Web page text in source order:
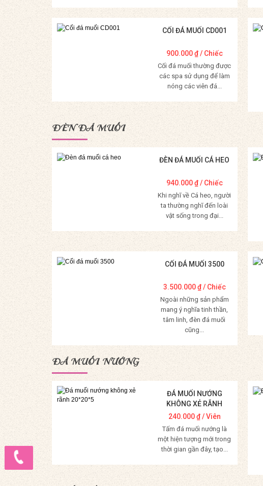
Mua Hàng
CỐI ĐÁ MUỐI CD001
900.000₫/ Chiếc
Cối đá muối thường được
các spa sử dụng để làm
nóng các viên đá...
Mua Hàng
ĐÈN ĐÁ MUỐI
ĐÈN ĐÁ MUỐI CÁ HEO
940.000₫/ Chiếc
Khi nghĩ về Cá heo, người
ta thường nghĩ đến loài
vật sống trong đại...
Mua Hàng
CỐI ĐÁ MUỐI 3500
3.500.000₫/ Chiếc
Ngoài những sản phẩm
mang ý nghĩa tinh thần,
tâm linh, đèn đá muối
cũng...
Mua Hàng
ĐÁ MUỐI NƯỚNG
ĐÁ MUỐI NƯỚNG
KHÔNG XẺ RÃNH
20*20*5
240.000₫/ Viên
Tấm đá muối nướng là
một hiện tượng mới trong
thời gian gần đây, tạo...
Mua Hàng